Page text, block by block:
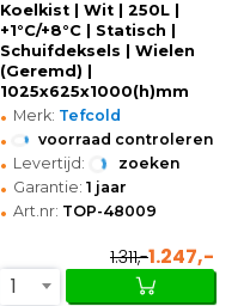
Koelkist | Wit | 250L |
+1°C/+8°C | Statisch |
Schuifdeksels | Wielen
(Geremd) |
1025x625x1000(h)mm
• Merk: Tefcold
• voorraad controleren
• Levertijd: zoeken
• Garantie: 1 jaar
• Art.nr: TOP-48009
1.311,-1.247,-
1